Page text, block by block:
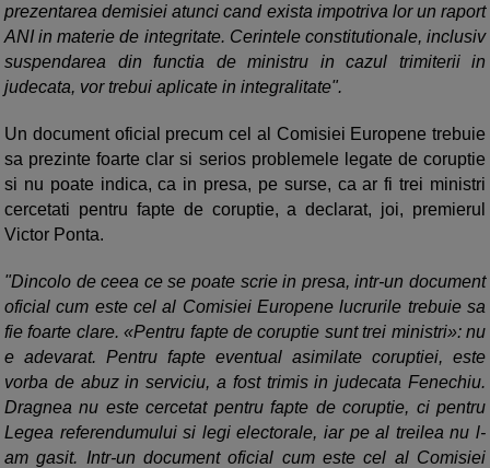
prezentarea demisiei atunci cand exista impotriva lor un raport
ANI in materie de integritate. Cerintele constitutionale, inclusiv
suspendarea din functia de ministru in cazul trimiterii in
judecata, vor trebui aplicate in integralitate".
Un document oficial precum cel al Comisiei Europene trebuie
sa prezinte foarte clar si serios problemele legate de coruptie
si nu poate indica, ca in presa, pe surse, ca ar fi trei ministri
cercetati pentru fapte de coruptie, a declarat, joi, premierul
Victor Ponta.
"Dincolo de ceea ce se poate scrie in presa, intr-un document
oficial cum este cel al Comisiei Europene lucrurile trebuie sa
fie foarte clare. «Pentru fapte de coruptie sunt trei ministri»: nu
e adevarat. Pentru fapte eventual asimilate coruptiei, este
vorba de abuz in serviciu, a fost trimis in judecata Fenechiu.
Dragnea nu este cercetat pentru fapte de coruptie, ci pentru
Legea referendumului si legi electorale, iar pe al treilea nu l-
am gasit. Intr-un document oficial cum este cel al Comisiei